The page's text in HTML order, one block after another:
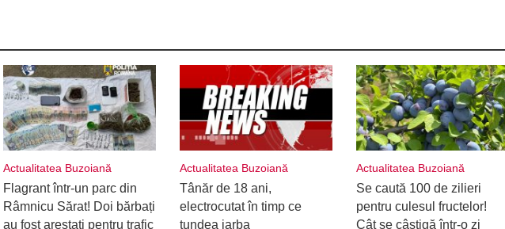
Actualitatea Buzoiană
Flagrant într-un parc din
Râmnicu Sărat! Doi bărbați
au fost arestați pentru trafic
Actualitatea Buzoiană
Tânăr de 18 ani,
electrocutat în timp ce
tundea iarba
Actualitatea Buzoiană
Se caută 100 de zilieri
pentru culesul fructelor!
Cât se câștigă într-o zi